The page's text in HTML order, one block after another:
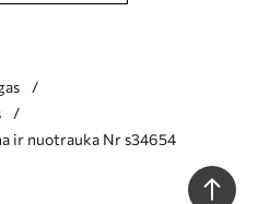
ir nuotrauka Nr s34654